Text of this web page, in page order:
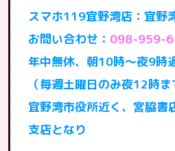
スマホ119宜野湾店：宜野
お問い合わせ： 098-959-
年中無休、朝10時〜夜9時
（毎週土曜日のみ夜12時ま
宜野湾市役所近く、宮脇書
支店となり